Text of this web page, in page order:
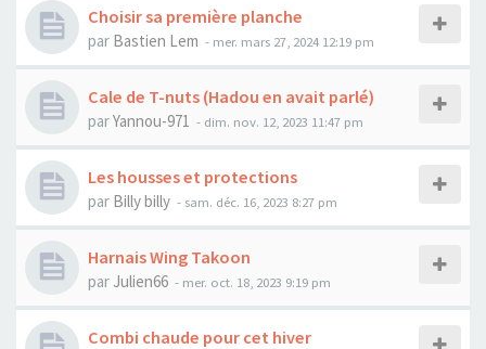
Choisir sa première planche
par Bastien Lem - mer. mars 27, 2024 12:19 pm
Cale de T-nuts (Hadou en avait parlé)
parYannou-971 - dim. nov. 12, 2023 11:47 pm
Les housses et protections
par Billy billy - sam. déc. 16, 2023 8:27 pm
Harnais Wing Takoon
par Julien66 - mer. oct. 18, 2023 9:19 pm
Combi chaude pour cet hiver